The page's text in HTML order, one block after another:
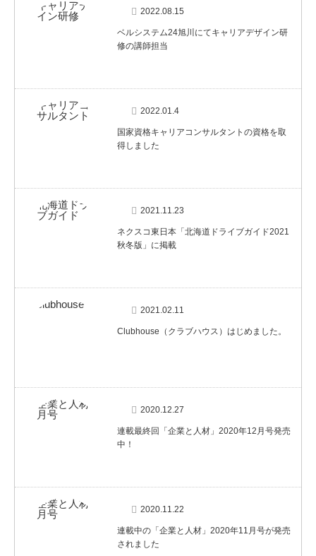
2022.08.15
ベルシステム24旭川にてキャリアデザイン研
修の講師担当
2022.01.4
国家資格キャリアコンサルタントの資格を取
得しました
2021.11.23
ネクスコ東日本「北海道ドライブガイド2021
秋冬版」に掲載
2021.02.11
Clubhouse（クラブハウス）はじめました。
2020.12.27
連載最終回「企業と人材」2020年12月号発売
中！
2020.11.22
連載中の「企業と人材」2020年11月号が発売
されました